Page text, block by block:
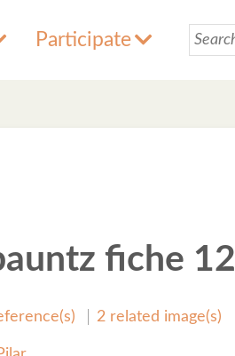
Participate
fiche 12
2 related image(s)